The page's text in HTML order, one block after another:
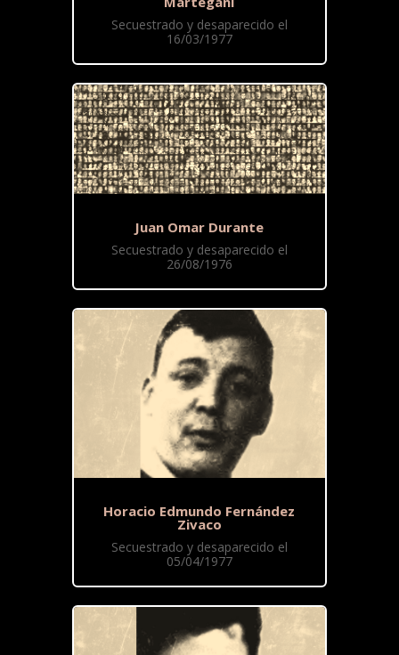
Secuestrado y desaparecido el
16/03/1977
Juan Omar Durante
Secuestrado y desaparecido el
26/08/1976
Horacio Edmundo Fernández
Zivaco
Secuestrado y desaparecido el
05/04/1977